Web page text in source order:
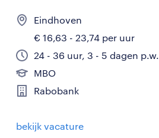
Eindhoven
€ 16,63 - 23,74 per uur
24 - 36 uur, 3 - 5 dagen p.w.
MBO
Rabobank
bekijk vacature